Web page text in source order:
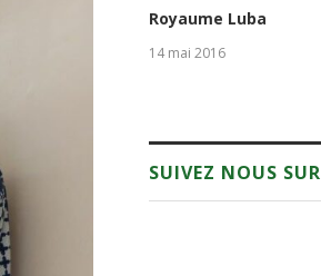
Royaume Luba
14 mai 2016
SUIVEZ NOUS SUR